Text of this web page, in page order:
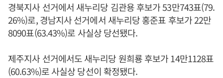
경북지사 선거에서 새누리당 김관용 후보가 53만743표(79.
26%)로, 경남지사 선거에서 새누리당 홍준표 후보가 22만
8090표(63.43%)로 사실상 당선됐다.
제주지사 선거에서도 새누리당 원희룡 후보가 14만1128표
(60.63%)로 사실상 당선이 확정됐다.